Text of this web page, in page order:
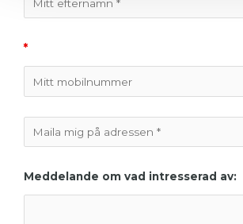
*
Meddelande om vad intresserad av: